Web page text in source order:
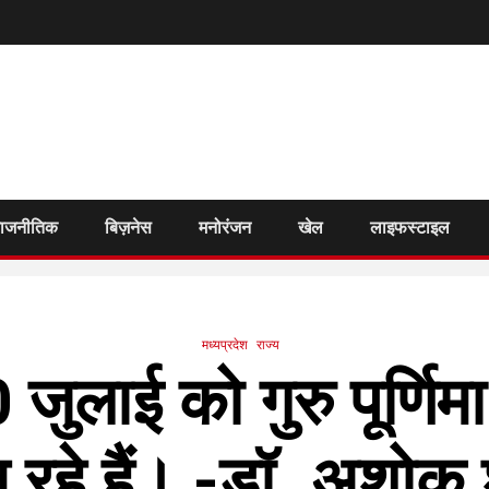
बिज़नेस मनोरंजन खेल लाइफस्टाइल
मध्यप्रदेश राज्य
को गुरु